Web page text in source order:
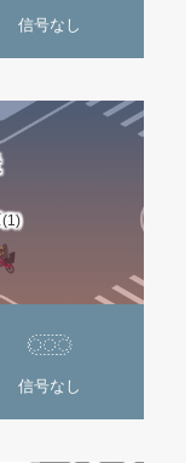
信号なし
(1)
信号なし